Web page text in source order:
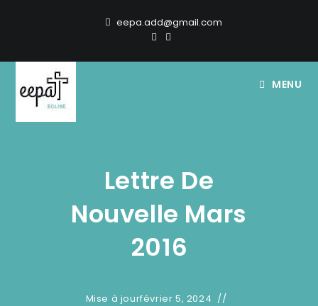
eepa.add@gmail.com
MENU
Lettre De
Nouvelle Mars
2016
Mise à jourfévrier 5, 2024